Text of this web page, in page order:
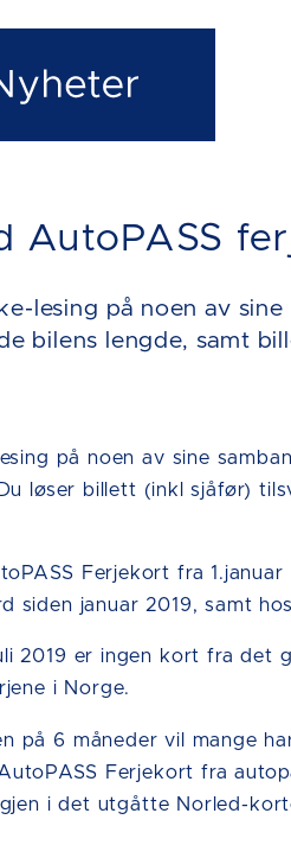
AutoPASS
lesing på noen av
bilens lengde, samt
på noen av sine
løser billett (inkl sjåfør)
Ferjekort fra
siden januar 2019, samt
2019 er ingen kort fra det
i Norge.
på 6 måneder vil mange
Ferjekort fra
i det utgåtte Norled-